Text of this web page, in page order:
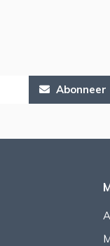
Abonneer